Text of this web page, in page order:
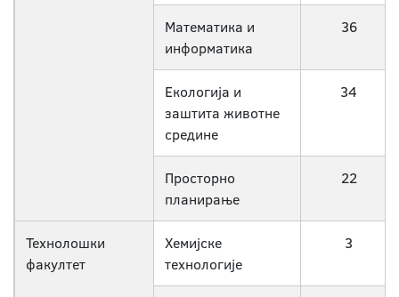
Математика и
информатика
36
Екологија и
заштита животне
средине
34
Просторно
планирање
22
Технолошки
факултет
Хемијске
технологије
3